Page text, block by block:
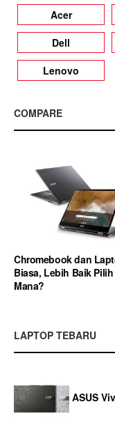
Acer
Dell
Lenovo
COMPARE
Chromebook dan
Biasa, Lebih Baik
Mana?
LAPTOP TEBARU
ASUS